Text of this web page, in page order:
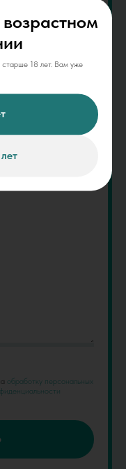
18 лет. Вам уже
обработку персональных